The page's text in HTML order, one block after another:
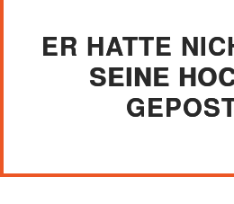
ER HATTE
SEINE